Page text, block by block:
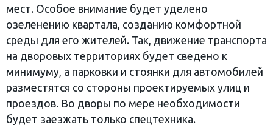
мест. Особое внимание будет уделено
озеленению квартала, созданию комфортной
среды для его жителей. Так, движение транспорта
на дворовых территориях будет сведено к
минимуму, а парковки и стоянки для автомобилей
разместятся со стороны проектируемых улиц и
проездов. Во дворы по мере необходимости
будет заезжать только спецтехника.